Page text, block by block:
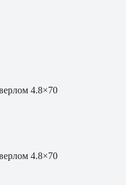
4.8×70
4.8×70